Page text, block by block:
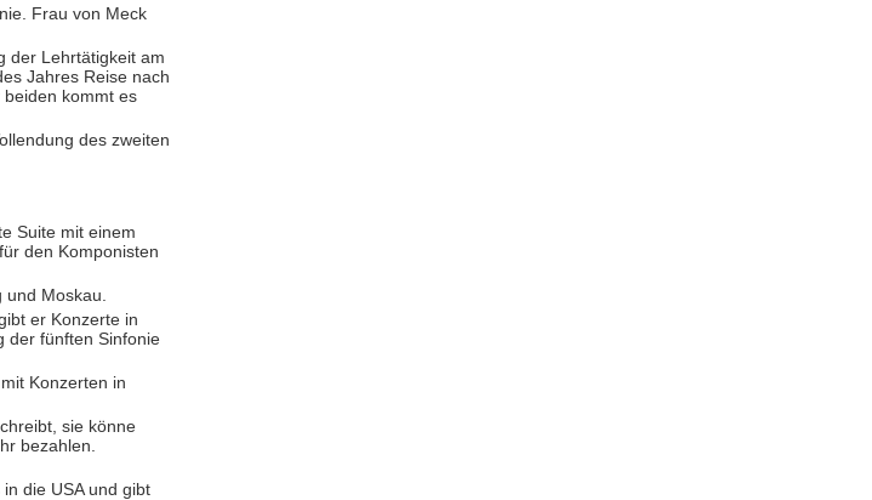
Frau von Meck
der Lehrtätigkeit am
Jahres Reise nach
kommt es
des zweiten
Suite mit einem
den Komponisten
Moskau.
er Konzerte in
der fünften Sinfonie
Konzerten in
sie könne
bezahlen.
die USA und gibt